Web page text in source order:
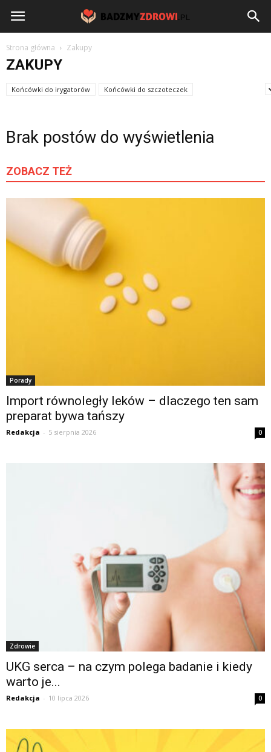
BadzmyZdrowi.pl
Strona główna Zakupy
ZAKUPY
Końcówki do irygatorów
Końcówki do szczoteczek
Brak postów do wyświetlenia
ZOBACZ TEŻ
Porady
Import równoległy leków – dlaczego ten sam
preparat bywa tańszy
Redakcja - 5 sierpnia 2026 0
Zdrowie
UKG serca – na czym polega badanie i kiedy
warto je...
Redakcja - 10 lipca 2026 0